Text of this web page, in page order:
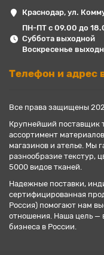
Краснодар, ул.
ПН-ПТ с 09.00 до
Суббота выходной
Воскресенье
Телефон и адрес
Все права защищены
Крупнейший поставщик
ассортимент
магазинов и ателье. Мы
разнообразие текстур,
5000 видов тканей.
Надежные поставки,
сертифицированная
Россия) помогают нам
отношения. Наша цель —
бизнеса в России.